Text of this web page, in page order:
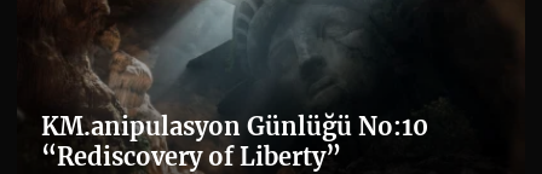
KM.anipulasyon Günlüğü No:10
“Rediscovery of Liberty”